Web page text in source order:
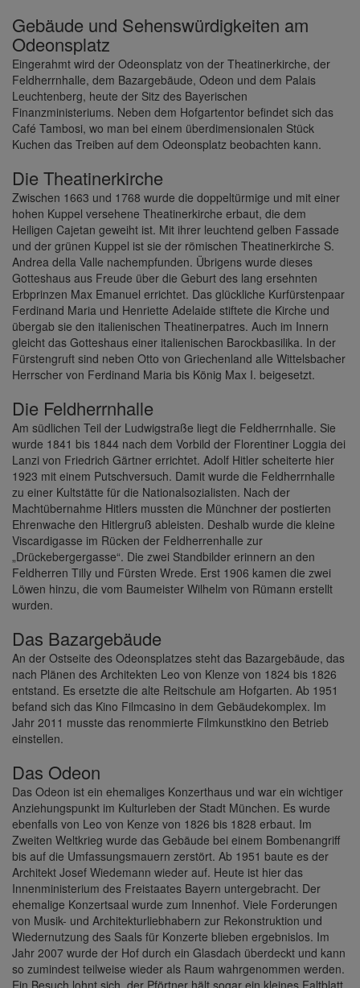
Gebäude und Sehenswürdigkeiten am
Odeonsplatz
Eingerahmt wird der Odeonsplatz von der Theatinerkirche, der
Feldherrnhalle, dem Bazargebäude, Odeon und dem Palais
Leuchtenberg, heute der Sitz des Bayerischen
Finanzministeriums. Neben dem Hofgartentor befindet sich das
Café Tambosi, wo man bei einem überdimensionalen Stück
Kuchen das Treiben auf dem Odeonsplatz beobachten kann.
Die Theatinerkirche
Zwischen 1663 und 1768 wurde die doppeltürmige und mit einer
hohen Kuppel versehene Theatinerkirche erbaut, die dem
Heiligen Cajetan geweiht ist. Mit ihrer leuchtend gelben Fassade
und der grünen Kuppel ist sie der römischen Theatinerkirche S.
Andrea della Valle nachempfunden. Übrigens wurde dieses
Gotteshaus aus Freude über die Geburt des lang ersehnten
Erbprinzen Max Emanuel errichtet. Das glückliche Kurfürstenpaar
Ferdinand Maria und Henriette Adelaide stiftete die Kirche und
übergab sie den italienischen Theatinerpatres. Auch im Innern
gleicht das Gotteshaus einer italienischen Barockbasilika. In der
Fürstengruft sind neben Otto von Griechenland alle Wittelsbacher
Herrscher von Ferdinand Maria bis König Max I. beigesetzt.
Die Feldherrnhalle
Am südlichen Teil der Ludwigstraße liegt die Feldherrnhalle. Sie
wurde 1841 bis 1844 nach dem Vorbild der Florentiner Loggia dei
Lanzi von Friedrich Gärtner errichtet. Adolf Hitler scheiterte hier
1923 mit einem Putschversuch. Damit wurde die Feldherrnhalle
zu einer Kultstätte für die Nationalsozialisten. Nach der
Machtübernahme Hitlers mussten die Münchner der postierten
Ehrenwache den Hitlergruß ableisten. Deshalb wurde die kleine
Viscardigasse im Rücken der Feldherrenhalle zur
„Drückebergergasse“. Die zwei Standbilder erinnern an den
Feldherren Tilly und Fürsten Wrede. Erst 1906 kamen die zwei
Löwen hinzu, die vom Baumeister Wilhelm von Rümann erstellt
wurden.
Das Bazargebäude
An der Ostseite des Odeonsplatzes steht das Bazargebäude, das
nach Plänen des Architekten Leo von Klenze von 1824 bis 1826
entstand. Es ersetzte die alte Reitschule am Hofgarten. Ab 1951
befand sich das Kino Filmcasino in dem Gebäudekomplex. Im
Jahr 2011 musste das renommierte Filmkunstkino den Betrieb
einstellen.
Das Odeon
Das Odeon ist ein ehemaliges Konzerthaus und war ein wichtiger
Anziehungspunkt im Kulturleben der Stadt München. Es wurde
ebenfalls von Leo von Kenze von 1826 bis 1828 erbaut. Im
Zweiten Weltkrieg wurde das Gebäude bei einem Bombenangriff
bis auf die Umfassungsmauern zerstört. Ab 1951 baute es der
Architekt Josef Wiedemann wieder auf. Heute ist hier das
Innenministerium des Freistaates Bayern untergebracht. Der
ehemalige Konzertsaal wurde zum Innenhof. Viele Forderungen
von Musik- und Architekturliebhabern zur Rekonstruktion und
Wiedernutzung des Saals für Konzerte blieben ergebnislos. Im
Jahr 2007 wurde der Hof durch ein Glasdach überdeckt und kann
so zumindest teilweise wieder als Raum wahrgenommen werden.
Ein Besuch lohnt sich, der Pförtner hält sogar ein kleines Faltblatt